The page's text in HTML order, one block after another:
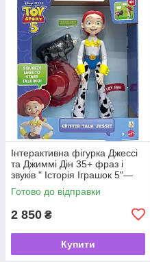
Інтерактивна фігурка Джессі
та Джиммі Дін 35+ фраз і
звуків " Історія Іграшок 5"—
Disney Pixar Toy Story 5 від
Mattel ✨🍒
Готово до відправки
2 850 ₴
Купити